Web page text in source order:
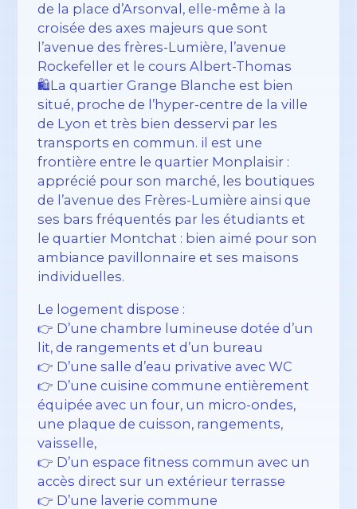
de la place d’Arsonval, elle-même à la
croisée des axes majeurs que sont
l’avenue des frères-Lumière, l’avenue
Rockefeller et le cours Albert-Thomas
🛍️La quartier Grange Blanche est bien
situé, proche de l’hyper-centre de la ville
de Lyon et très bien desservi par les
transports en commun. il est une
frontière entre le quartier Monplaisir :
apprécié pour son marché, les boutiques
de l’avenue des Frères-Lumière ainsi que
ses bars fréquentés par les étudiants et
le quartier Montchat : bien aimé pour son
ambiance pavillonnaire et ses maisons
individuelles.
Le logement dispose :
👉 D’une chambre lumineuse dotée d’un
lit, de rangements et d’un bureau
👉 D’une salle d’eau privative avec WC
👉 D’une cuisine commune entièrement
équipée avec un four, un micro-ondes,
une plaque de cuisson, rangements,
vaisselle,
👉 D’un espace fitness commun avec un
accès direct sur un extérieur terrasse
👉 D’une laverie commune